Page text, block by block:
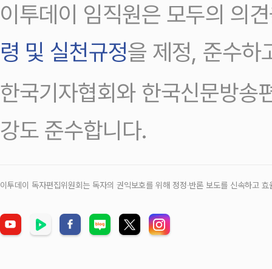
이투데이 임직원은 모두의 의
령 및 실천규정을 제정, 준수하
한국기자협회와 한국신문방송
강도 준수합니다.
이투데이 독자편집위원회는 독자의 권익보호를 위해 정정‧반론 보도를 신속하고